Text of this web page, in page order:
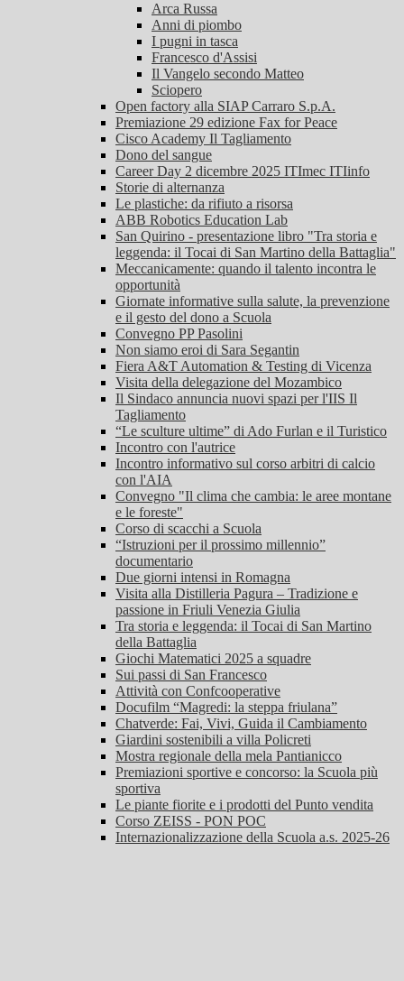
Arca Russa
Anni di piombo
I pugni in tasca
Francesco d'Assisi
Il Vangelo secondo Matteo
Sciopero
Open factory alla SIAP Carraro S.p.A.
Premiazione 29 edizione Fax for Peace
Cisco Academy Il Tagliamento
Dono del sangue
Career Day 2 dicembre 2025 ITImec ITIinfo
Storie di alternanza
Le plastiche: da rifiuto a risorsa
ABB Robotics Education Lab
San Quirino - presentazione libro "Tra storia e
leggenda: il Tocai di San Martino della Battaglia"
Meccanicamente: quando il talento incontra le
opportunità
Giornate informative sulla salute, la prevenzione
e il gesto del dono a Scuola
Convegno PP Pasolini
Non siamo eroi di Sara Segantin
Fiera A&T Automation & Testing di Vicenza
Visita della delegazione del Mozambico
Il Sindaco annuncia nuovi spazi per l'IIS Il
Tagliamento
“Le sculture ultime” di Ado Furlan e il Turistico
Incontro con l'autrice
Incontro informativo sul corso arbitri di calcio
con l'AIA
Convegno "Il clima che cambia: le aree montane
e le foreste"
Corso di scacchi a Scuola
“Istruzioni per il prossimo millennio”
documentario
Due giorni intensi in Romagna
Visita alla Distilleria Pagura – Tradizione e
passione in Friuli Venezia Giulia
Tra storia e leggenda: il Tocai di San Martino
della Battaglia
Giochi Matematici 2025 a squadre
Sui passi di San Francesco
Attività con Confcooperative
Docufilm “Magredi: la steppa friulana”
Chatverde: Fai, Vivi, Guida il Cambiamento
Giardini sostenibili a villa Policreti
Mostra regionale della mela Pantianicco
Premiazioni sportive e concorso: la Scuola più
sportiva
Le piante fiorite e i prodotti del Punto vendita
Corso ZEISS - PON POC
Internazionalizzazione della Scuola a.s. 2025-26